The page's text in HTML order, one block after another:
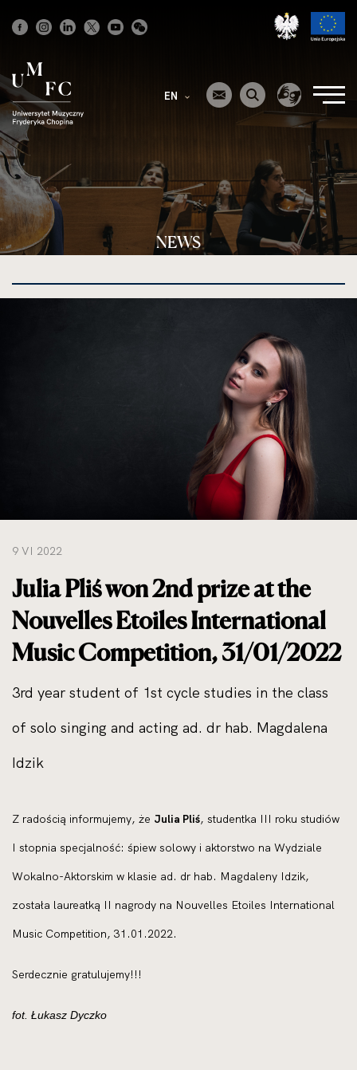
główna
EN
NEWS
rozmiarów
oryginalnych
9 VI 2022
Julia Pliś won 2nd prize at the
Nouvelles Etoiles International
Music Competition, 31/01/2022
3rd year student of 1st cycle studies in the class
of solo singing and acting ad. dr hab. Magdalena
Idzik
Z radością informujemy, że Julia Pliś, studentka III roku studiów
I stopnia specjalność: śpiew solowy i aktorstwo na Wydziale
Wokalno-Aktorskim w klasie ad. dr hab. Magdaleny Idzik,
została laureatką II nagrody na Nouvelles Etoiles International
Music Competition, 31.01.2022.
Serdecznie gratulujemy!!!
fot. Łukasz Dyczko